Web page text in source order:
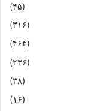
(۴۵)
(۳۱۶)
(۴۶۴)
(۲۳۶)
(۳۸)
(۱۶)